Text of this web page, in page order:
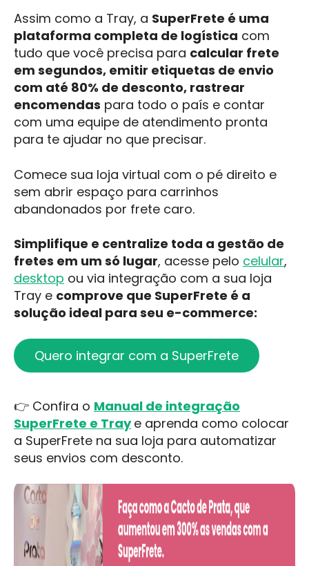
Assim como a Tray, a SuperFrete é uma
plataforma completa de logística com
tudo que você precisa para calcular frete
em segundos, emitir etiquetas de envio
com até 80% de desconto, rastrear
encomendas para todo o país e contar
com uma equipe de atendimento pronta
para te ajudar no que precisar.
Comece sua loja virtual com o pé direito e
sem abrir espaço para carrinhos
abandonados por frete caro.
Simplifique e centralize toda a gestão de
fretes em um só lugar, acesse pelo celular,
desktop ou via integração com a sua loja
Tray e comprove que SuperFrete é a
solução ideal para seu e-commerce:
Quero integrar com a SuperFrete
👉 Confira o Manual de integração
SuperFrete e Tray e aprenda como colocar
a SuperFrete na sua loja para automatizar
seus envios com desconto.